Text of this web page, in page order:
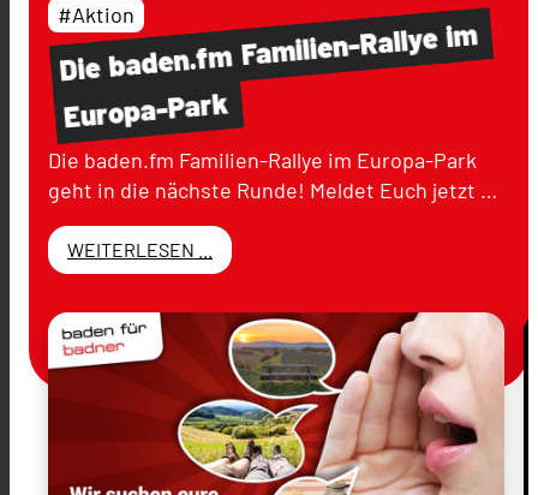
Diebaden.fmFamilien-Rallyeim
Europa-Park
#Aktion
Die baden.fm Familien-Rallye im Europa-Park
geht in die nächste Runde! Meldet Euch jetzt …
WEITERLESEN ...